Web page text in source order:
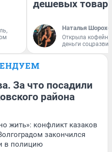
дешевых
Наталья
Открыла
деньги
За что посадили
района
жить»: конфликт казаков
закончился
в полицию